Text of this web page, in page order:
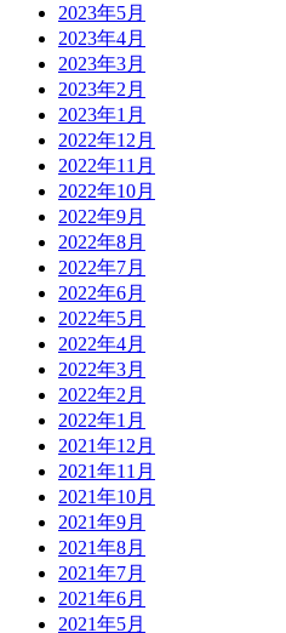
2023年5月
2023年4月
2023年3月
2023年2月
2023年1月
2022年12月
2022年11月
2022年10月
2022年9月
2022年8月
2022年7月
2022年6月
2022年5月
2022年4月
2022年3月
2022年2月
2022年1月
2021年12月
2021年11月
2021年10月
2021年9月
2021年8月
2021年7月
2021年6月
2021年5月